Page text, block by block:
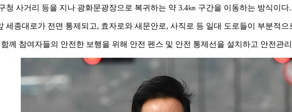
청 사거리 등을 지나 광화문광장으로 복귀하는 약 3.4㎞ 구간을 이동하는 방식이다.
세종대로가 전면 통제되고, 효자로와 새문안로, 사직로 등 일대 도로들이 부분적으
께 참여자들의 안전한 보행을 위해 안전 펜스 및 안전 통제선을 설치하고 안전관